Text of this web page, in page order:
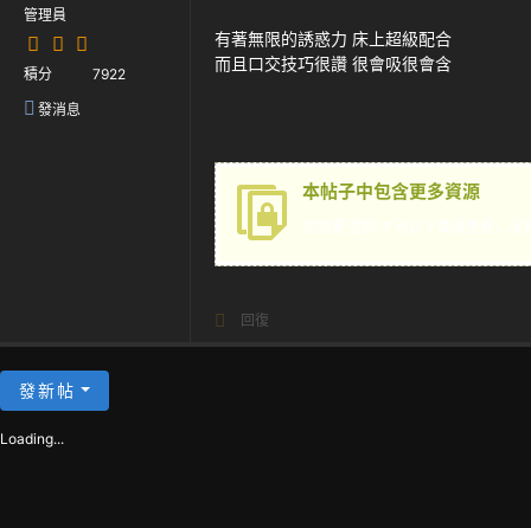
管理員
積分 7922
發消息
有著無限的誘惑力 床上超級配合
而且口交技巧很讚 很會吸很會含
本帖子中包含更多資源
回復
發新帖
Loading...